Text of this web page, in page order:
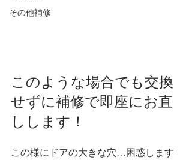
その他補修
このような場合でも交換
せずに補修で即座にお直
しします！
この様にドアの大きな穴…困惑します